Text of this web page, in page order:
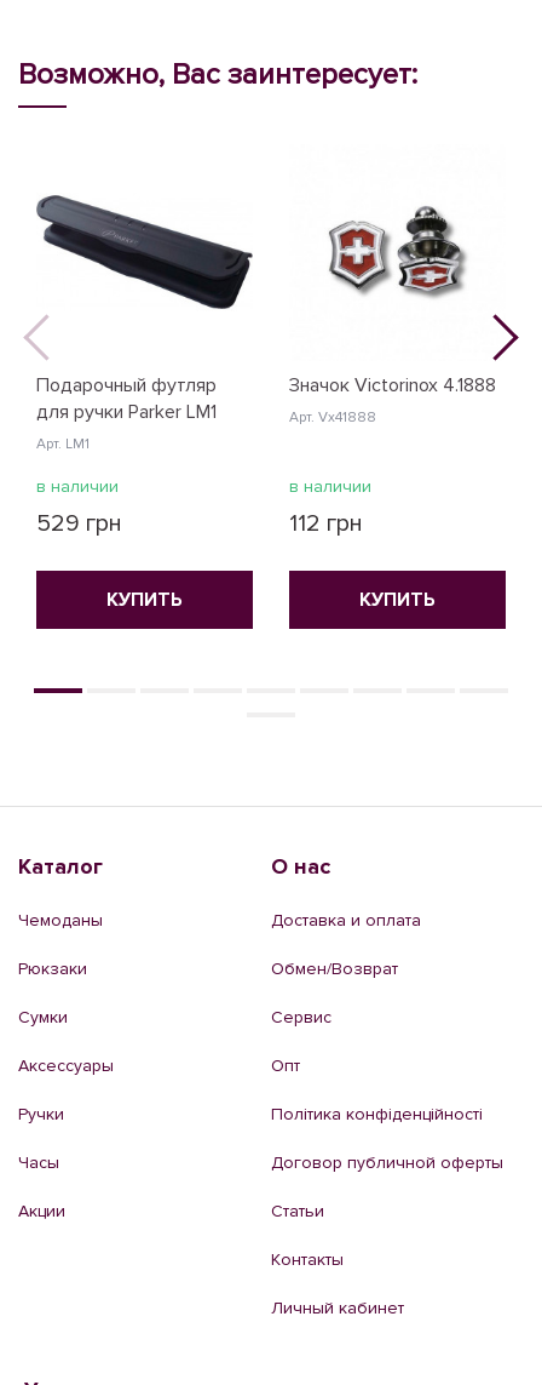
Возможно, Вас заинтересует:
Подарочный футляр
для ручки Parker LM1
Арт. LM1
в наличии
529 грн
КУПИТЬ
Значок Victorinox 4.1888
Арт. Vx41888
в наличии
112 грн
КУПИТЬ
Каталог
Чемоданы
Рюкзаки
Сумки
Аксессуары
Ручки
Часы
Акции
О нас
Доставка и оплата
Обмен/Возврат
Сервис
Опт
Політика конфіденційності
Договор публичной оферты
Статьи
Контакты
Личный кабинет